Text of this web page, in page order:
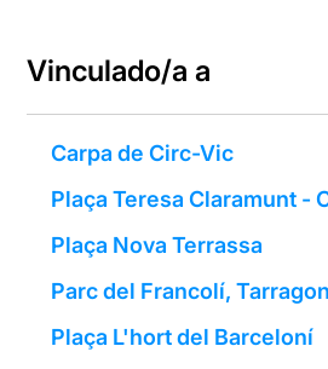
Vinculado/a a
Carpa de Circ-Vic
Plaça Teresa Claramunt -
Plaça Nova Terrassa
Parc del Francolí,
Plaça L'hort del Barceloní